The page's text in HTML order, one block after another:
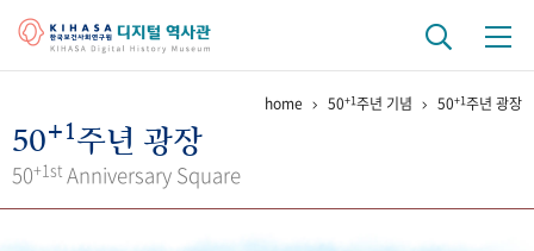
걸어온 길 기관 변천사
home 50+1주년 기념 50+1주년 광장
50+1주년 광장
50+1st Anniversary Square